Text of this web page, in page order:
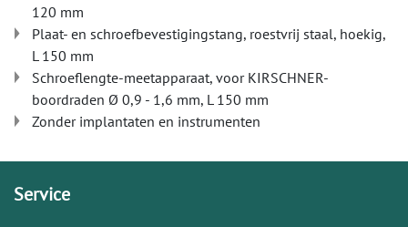
120 mm
Plaat- en schroefbevestigingstang, roestvrij staal, hoekig,
L 150 mm
Schroeflengte-meetapparaat, voor KIRSCHNER-
boordraden Ø 0,9 - 1,6 mm, L 150 mm
Zonder implantaten en instrumenten
Service